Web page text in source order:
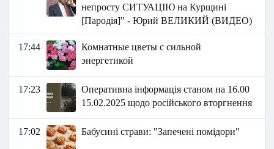
непросту СИТУАЦІЮ на Курщині
[Пародія]" - Юрий ВЕЛИКИЙ (ВИДЕО)
17:44
Комнатные цветы с сильной
энергетикой
17:23
Оперативна інформація станом на 16.00
15.02.2025 щодо російського вторгнення
17:02 Бабусині страви: "Запечені помідори"